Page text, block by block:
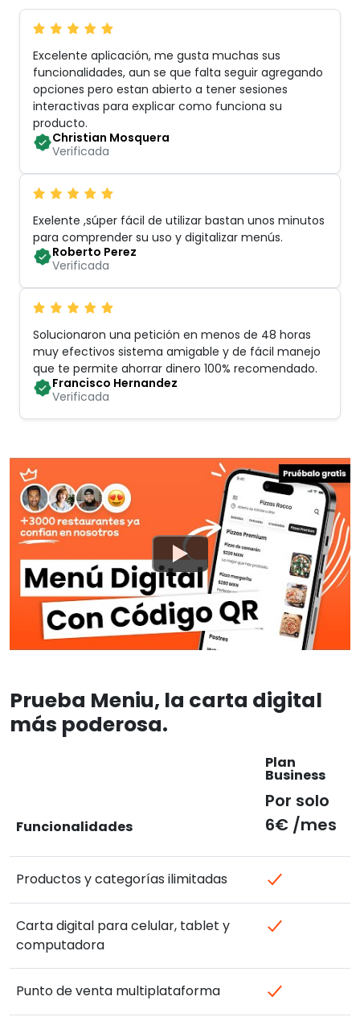
Excelente aplicación, me gusta muchas sus
funcionalidades, aun se que falta seguir agregando
opciones pero estan abierto a tener sesiones
interactivas para explicar como funciona su
producto.
Christian Mosquera
Verificada
Exelente ,súper fácil de utilizar bastan unos minutos
para comprender su uso y digitalizar menús.
Roberto Perez
Verificada
Solucionaron una petición en menos de 48 horas
muy efectivos sistema amigable y de fácil manejo
que te permite ahorrar dinero 100% recomendado.
Francisco Hernandez
Verificada
Prueba Meniu, la carta digital
más poderosa.
Funcionalidades
Plan
Business
Por solo
6€ /mes
Productos y categorías ilimitadas
Carta digital para celular, tablet y
computadora
Punto de venta multiplataforma